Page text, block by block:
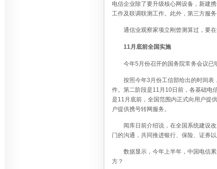
电信企业除了要升级核心网设备，新建
工作及联调联测工作。此外，第三方服
通信业观察家项立刚曾测算过，要
11月底前全国实施
今年5月份召开的国务院常务会议
按照今年3月份工信部给出的时间
件。第二阶段是11月10日前，各基础电
是11月底前，全国范围内正式向用户提
户提供携号转网服务。
闻库日前介绍说，在全国系统建设
门的沟通，共同推进银行、保险、证券
数据显示，今年上半年，中国电信
方？